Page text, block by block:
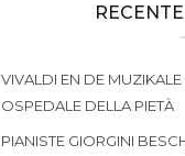
VIVALDI EN DE
OSPEDALE DELLA PIETÀ
PIANISTE GIORGINI